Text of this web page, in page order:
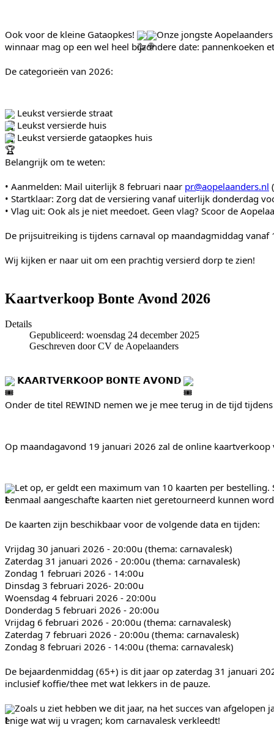
Ook voor de kleine Gataopkes!
Onze jongste
winnaar mag op een wel heel bijzondere date: pannenkoeken
De categorieën van 2026:
Leukst versierde straat
Leukst versierde huis
Leukst versierde gataopkes huis
Belangrijk om te weten:
• Aanmelden: Mail uiterlijk 8 februari naar pr@aopelaanders.nl
• Startklaar: Zorg dat de versiering vanaf uiterlijk donderdag
• Vlag uit: Ook als je niet meedoet. Geen vlag? Scoor de
De prijsuitreiking is tijdens carnaval op maandagmiddag
Wij kijken er naar uit om een prachtig versierd dorp te zien!
Kaartverkoop Bonte Avond 2026
Details
Gepubliceerd: woensdag 24 december 2025
Geschreven door CV de Aopelaanders
𝗞𝗔𝗔𝗥𝗧𝗩𝗘𝗥𝗞𝗢𝗢𝗣 𝗕𝗢𝗡𝗧𝗘 𝗔𝗩𝗢𝗡𝗗
Onder de titel REWIND nemen we je mee terug in de tijd
Op maandagavond 19 januari 2026 zal de online
Let op, er geldt een maximum van 10 kaarten per
eenmaal aangeschafte kaarten niet geretourneerd kunnen
De kaarten zijn beschikbaar voor de volgende data en tijden:
Vrijdag 30 januari 2026 - 20:00u (thema: carnavalesk)
Zaterdag 31 januari 2026 - 20:00u (thema: carnavalesk)
Zondag 1 februari 2026 - 14:00u
Dinsdag 3 februari 2026- 20:00u
Woensdag 4 februari 2026 - 20:00u
Donderdag 5 februari 2026 - 20:00u
Vrijdag 6 februari 2026 - 20:00u (thema: carnavalesk)
Zaterdag 7 februari 2026 - 20:00u (thema: carnavalesk)
Zondag 8 februari 2026 - 14:00u (thema: carnavalesk)
De bejaardenmiddag (65+) is dit jaar op zaterdag 31 januari
inclusief koffie/thee met wat lekkers in de pauze.
Zoals u ziet hebben we dit jaar, na het succes van
enige wat wij u vragen; kom carnavalesk verkleedt!